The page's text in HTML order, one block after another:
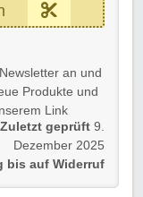
an und
Produkte und
Link
oder
Zuletzt geprüft 9.
Dezember 2025
bis auf Widerruf